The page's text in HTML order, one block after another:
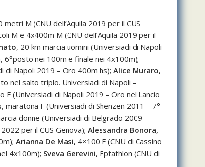
metri M (CNU dell’Aquila 2019 per il CUS
M e 4x400m M (CNU dell’Aquila 2019 per il
, 20 km marcia uomini (Universiadi di Napoli
6°posto nei 100m e finale nei 4x100m);
di Napoli 2019 – Oro 400m hs); Alice Muraro,
nel salto triplo. Universiadi di Napoli –
F (Universiadi di Napoli 2019 – Oro nel Lancio
, maratona F (Universiadi di Shenzen 2011 – 7°
donne (Universiadi di Belgrado 2009 –
per il CUS Genova); Alessandra Bonora,
Arianna De Masi, 4×100 F (CNU di Cassino
4x100m); Sveva Gerevini, Eptathlon (CNU di